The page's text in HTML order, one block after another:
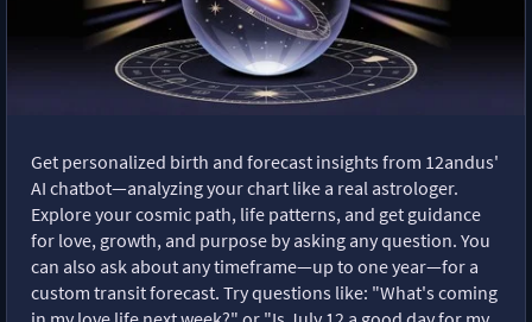
Get personalized birth and forecast insights from 12andus'
AI chatbot—analyzing your chart like a real astrologer.
Explore your cosmic path, life patterns, and get guidance
for love, growth, and purpose by asking any question. You
can also ask about any timeframe—up to one year—for a
custom transit forecast. Try questions like: "What's coming